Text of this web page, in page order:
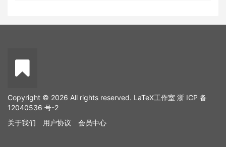
Copyright © 2026 All rights reserved. LaTeX工作室 浙 ICP 备
12040536 号-2
关于我们
用户协议 会员中心